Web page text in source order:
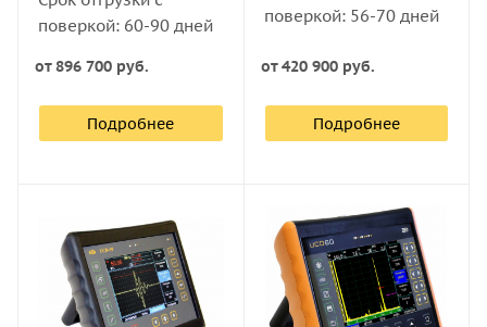
поверкой: 60-90 дней
от896 700 руб.
Подробнее
поверкой: 56-70 дней
от420 900 руб.
Подробнее